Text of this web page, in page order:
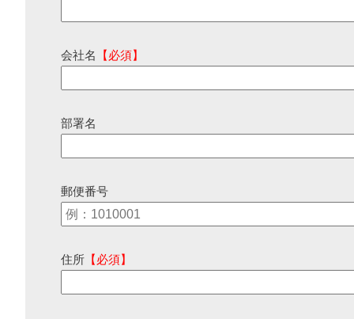
会社名 【必須】
部署名
郵便番号
住所 【必須】